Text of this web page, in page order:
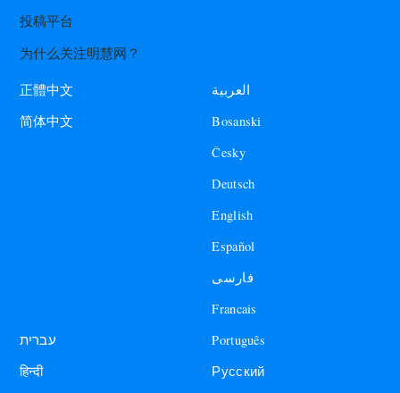
投稿平台
为什么关注明慧网？
正體中文
简体中文
العربية
Bosanski
Česky
Deutsch
English
Español
فارسی
Francais
עברית
हिन्दी
Português
Русский